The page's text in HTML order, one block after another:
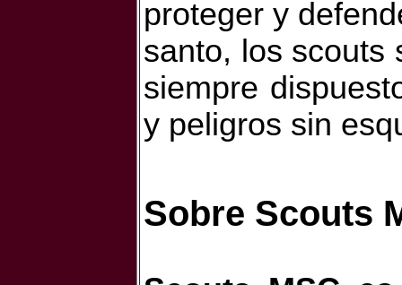
proteger y
santo, los scouts
siempre
y peligros sin
Sobre Scouts